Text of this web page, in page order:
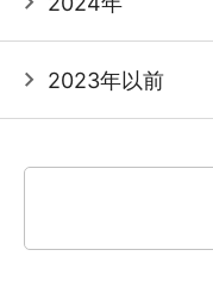
2023年以前